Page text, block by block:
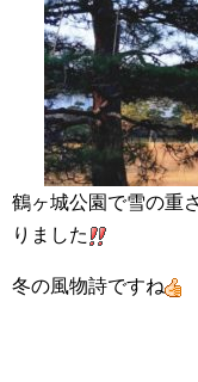
鶴ヶ城公園で雪の重
りました
冬の風物詩ですね